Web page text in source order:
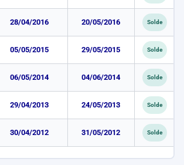
28/04/2016 20/05/2016 Solde
05/05/2015 29/05/2015 Solde
06/05/2014 04/06/2014 Solde
29/04/2013 24/05/2013 Solde
30/04/2012 31/05/2012 Solde